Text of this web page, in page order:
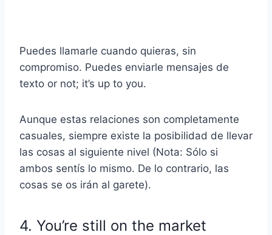
Puedes llamarle cuando quieras, sin
compromiso. Puedes enviarle mensajes de
texto or not; it’s up to you.
Aunque estas relaciones son completamente
casuales, siempre existe la posibilidad de llevar
las cosas al siguiente nivel (Nota: Sólo si
ambos sentís lo mismo. De lo contrario, las
cosas se os irán al garete).
4. You’re still on the market